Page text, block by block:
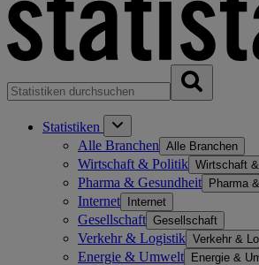
Statistiken
Alle Branchen Alle Branchen
Wirtschaft & Politik Wirtschaft
Pharma & Gesundheit Pharma
Internet Internet
Gesellschaft Gesellschaft
Verkehr & Logistik Verkehr &
Energie & Umwelt Energie &